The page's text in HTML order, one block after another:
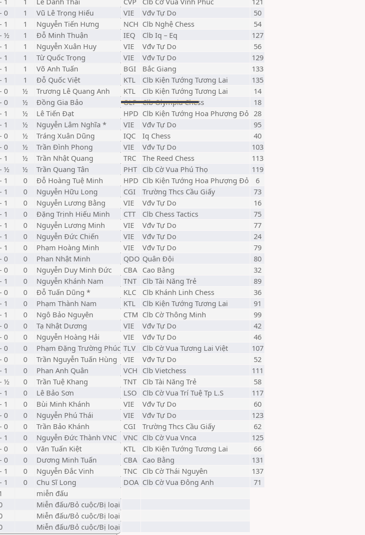
0 1 Vũ Lê Trọng Hiếu VIE Vđv Tự Do
50
1 1 Nguyễn Tiến Hưng NCH Clb Nghệ Chess
54
½ 1 Đỗ Minh Thuận IEQ Clb Iq – Eq
127
1 1 Nguyễn Xuân Huy VIE Vđv Tự Do
56
1 1 Từ Quốc Trọng VIE Vđv Tự Do
129
1 1 Võ Anh Tuấn BGI Bắc Giang
133
1 1 Đỗ Quốc Việt KTL Clb Kiện Tướng Tương Lai
135
0 ½ Trương Lê Quang Anh KTL Clb Kiện Tướng Tương Lai
14
0 ½ Đồng Gia Bảo OLP Clb Olympia Chess
18
1 ½ Lê Tiến Đạt HPD Clb Kiện Tướng Hoa Phượng Đỏ 28
1 ½ Nguyễn Lâm Nghĩa * VIE Vđv Tự Do
95
0 ½ Tráng Xuân Dũng IQC Iq Chess
40
0 ½ Trần Đình Phong VIE Vđv Tự Do
103
1 ½ Trần Nhật Quang TRC The Reed Chess
113
½ ½ Trần Quang Tân PHT Clb Cờ Vua Phú Thọ
119
1 0 Đỗ Hoàng Tuệ Minh HPD Clb Kiện Tướng Hoa Phượng Đỏ
6
1 0 Nguyễn Hữu Long CGI Trường Thcs Cầu Giấy
73
1 0 Nguyễn Lương Bằng VIE Vđv Tự Do
16
1 0 Đặng Trịnh Hiếu Minh CTT Clb Chess Tactics
75
1 0 Nguyễn Lương Minh VIE Vđv Tự Do
77
1 0 Nguyễn Đức Chiến VIE Vđv Tự Do
24
1 0 Phạm Hoàng Minh VIE Vđv Tự Do
79
0 0 Phan Nhật Minh QDO Quân Đội
80
0 0 Nguyễn Duy Minh Đức CBA Cao Bằng
32
1 0 Nguyễn Khánh Nam TNT Clb Tài Năng Trẻ
89
0 0 Đỗ Tuấn Dũng * KLC Clb Khánh Linh Chess
36
1 0 Phạm Thành Nam KTL Clb Kiện Tướng Tương Lai
91
1 0 Ngô Bảo Nguyên CTM Clb Cờ Thông Minh
99
0 0 Tạ Nhật Dương VIE Vđv Tự Do
42
0 0 Nguyễn Hoàng Hải VIE Vđv Tự Do
46
0 0 Phạm Đặng Trường Phúc TLV Clb Cờ Vua Tương Lai Việt
107
0 0 Trần Nguyễn Tuấn Hùng VIE Vđv Tự Do
52
1 0 Phan Anh Quân VCH Clb Vietchess
111
½ 0 Trần Tuệ Khang TNT Clb Tài Năng Trẻ
58
1 0 Lê Bảo Sơn LSO Clb Cờ Vua Trí Tuệ Tp L.S
117
1 0 Bùi Minh Khánh VIE Vđv Tự Do
60
0 0 Nguyễn Phú Thái VIE Vđv Tự Do
123
0 0 Trần Bảo Khánh CGI Trường Thcs Cầu Giấy
62
1 0 Nguyễn Đức Thành VNC VNC Clb Cờ Vua Vnca
125
0 0 Văn Tuấn Kiệt KTL Clb Kiện Tướng Tương Lai
66
0 0 Dương Minh Tuấn CBA Cao Bằng
131
1 0 Nguyễn Đắc Vinh TNC Clb Cờ Thái Nguyên
137
1 0 Chu Sĩ Long DOA Clb Cờ Vua Đông Anh
71
miễn đấu
Miễn đấu/Bỏ cuộc/Bị loại
Miễn đấu/Bỏ cuộc/Bị loại
Miễn đấu/Bỏ cuộc/Bị loại